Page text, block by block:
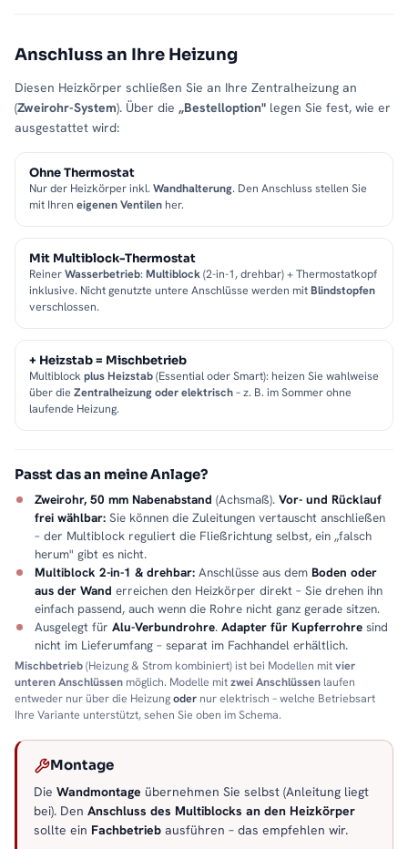
für eine lange Lebensdauer. Sauber verarbeitete Oberflächen
langlebigen Begleiter im Bad.
Für welches Bad geeignet?
Besonders geeignet für
Gästebäder. Wählen Sie die Größe passend zu Ihrer Wand und
Ihrem Wärmebedarf – so wird der ALRONA zum stilvollen
Wärmespender in Ihrem Zuhause.
Warme Handtücher, behagliches Bad
EinHandtuchheizkörperwie der ALRONA sorgt für trockene,
Gerade morgens und nach dem Duschen steigert das spürbar
den Komfort – und beugt klammen Tüchern und Feuchtigkeit im
Bad vor.
Passende Varianten, Zubehör & Service
elektrische Variante.Service: Kundenservice
Anschluss an Ihre Heizung
Diesen Heizkörper schließen Sie an Ihre Zentralheizung an
(Zweirohr-System). Über die „Bestelloption" legen Sie fest, wie er
ausgestattet wird:
Ohne Thermostat
Nur der Heizkörper inkl. Wandhalterung. Den Anschluss stellen Sie
mit Ihren eigenen Ventilen her.
Mit Multiblock-Thermostat
ReinerWasserbetrieb: Multiblock(2-in-1, drehbar) + Thermostatkopf
inklusive. Nicht genutzte untere Anschlüsse werden mitBlindstopfen
verschlossen.
+ Heizstab = Mischbetrieb
Multiblock plus Heizstab(Essential oder Smart): heizen Sie wahlweise
über die Zentralheizung oder elektrisch– z. B. im Sommer ohne
laufende Heizung.
Passt das an meine Anlage?
Zweirohr, 50 mm Nabenabstand (Achsmaß). Vor- und Rücklauf
frei wählbar: Sie können die Zuleitungen vertauscht anschließen
– der Multiblock reguliert die Fließrichtung selbst, ein „falsch
herum" gibt es nicht.
Multiblock 2-in-1 & drehbar: Anschlüsse aus dem Boden oder
aus der Wand erreichen den Heizkörper direkt – Sie drehen ihn
einfach passend, auch wenn die Rohre nicht ganz gerade sitzen.
Ausgelegt für Alu-Verbundrohre. Adapter für Kupferrohre sind
nicht im Lieferumfang – separat im Fachhandel erhältlich.
Mischbetrieb(Heizung & Strom kombiniert) ist bei Modellen mitvier
unteren Anschlüssen möglich. Modelle mitzwei Anschlüssen laufen
entweder nur über die Heizungoder nur elektrisch – welche Betriebsart
Ihre Variante unterstützt, sehen Sie oben im Schema.
Montage
Die Wandmontage übernehmen Sie selbst (Anleitung liegt
bei). Den Anschluss des Multiblocks an den Heizkörper
sollte ein Fachbetrieb ausführen – das empfehlen wir.